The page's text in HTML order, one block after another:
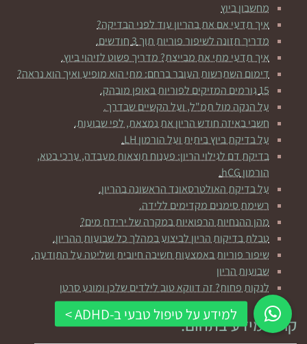
מחשבון ביוץ
איך תדעי אם את בהריון עוד לפני הבדיקה?
מדריך תזונה לשיפור פוריות תוך 3 חודשים.
איך תדעי מתי את מבייצת? מדריך פשוט לזיהוי ביוץ.
דימום השתרשות העובר ברחם: מתי הוא מופיע ואיך הוא נראה?
15 גורמים המזיקים לפוריות באופן מובהק.
על הנקה מול תמ"ל, ועל הקשיים שבדרך.
חשבי באיזה חודש הריון את נמצאת, לפי שבועות.
על בדיקת ביוץ ביתית ועל הורמון LH.
בדיקת דם לגילוי הריון: פענוח תוצאות מעבדה, ערכי בטא,
הורמון hCG.
על בדיקת האולטרסאונד הראשונה בהריון.
רשימת סימנים מקדימים ללידה.
מהן ההנחיות הרפואיות במקרה של ירידת מים?
טבלת בדיקות הריון לביצוע במהלך כל שבועות ההריון.
שיפור פוריות באמצעות חשיבה חיובית ושליטה על התודעה.
שבועות הריון
לנקות פחות? זה דווקא טוב לילדים שלכן ומונע סרטן
קראי מידע בתחום: